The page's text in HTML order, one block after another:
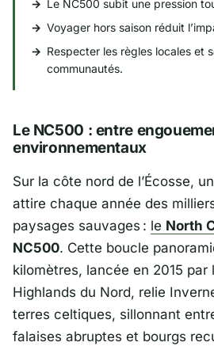
Le NC500 subit une pression
Voyager hors saison réduit
Respecter les règles locales et
communautés.
Le NC500 : entre
environnementaux
Sur la côte nord de l’Écosse,
attire chaque année des
paysages sauvages : le North
NC500. Cette boucle
kilomètres, lancée en 2015 par
Highlands du Nord, relie
terres celtiques, sillonnant
falaises abruptes et bourgs